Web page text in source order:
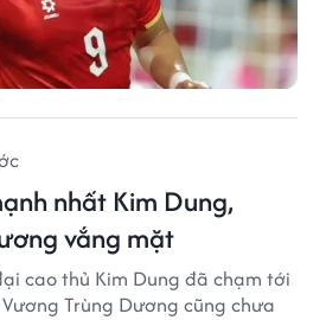
nhất Kim Dung,
vắng mặt
cao thủ Kim Dung đã chạm tới
Trùng Dương cũng chưa